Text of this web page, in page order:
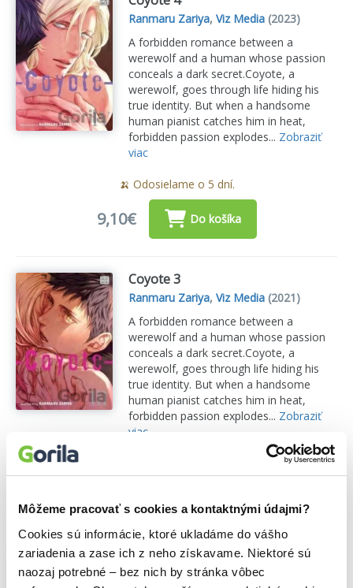
Môžeme pracovať s cookies a kontaktnými údajmi?
Cookies sú informácie, ktoré ukladáme do vášho
zariadenia a zase ich z neho získavame. Niektoré sú
naozaj potrebné – bez nich by stránka vôbec
Ranmaru Zariya, Viz Media(2023)
A forbidden romance between a
werewolf and a human whose passion
conceals a dark secret.Coyote, a
werewolf, goes through life hiding his
true identity. But when a handsome
human pianist catches him in heat,
forbidden passion explodes... Zobraziť
viac
🍌 Odosielame o 5 dní.
9,10€ Do košíka
Coyote 3
Ranmaru Zariya, Viz Media(2021)
A forbidden romance between a
werewolf and a human whose passion
conceals a dark secret.Coyote, a
werewolf, goes through life hiding his
true identity. But when a handsome
human pianist catches him in heat,
forbidden passion explodes... Zobraziť
viac
Coyote 2
Ranmaru Zariya,Viz Media